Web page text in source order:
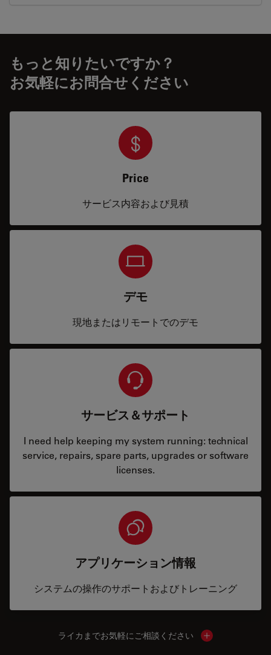
もっと知りたいですか？
お気軽にお問合せください
Price
サービス内容および見積
デモ
現地またはリモートでのデモ
サービス＆サポート
I need help keeping my system running: technical
service, repairs, spare parts, upgrades or software
licenses.
アプリケーション情報
システムの操作のサポートおよびトレーニング
ライカまでお気軽にご相談ください Show local